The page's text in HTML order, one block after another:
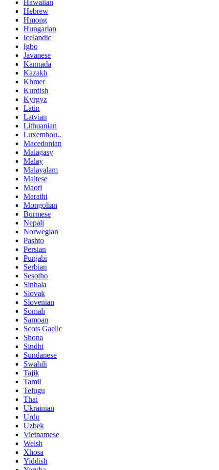
Hawaiian
Hebrew
Hmong
Hungarian
Icelandic
Igbo
Javanese
Kannada
Kazakh
Khmer
Kurdish
Kyrgyz
Latin
Latvian
Lithuanian
Luxembou..
Macedonian
Malagasy
Malay
Malayalam
Maltese
Maori
Marathi
Mongolian
Burmese
Nepali
Norwegian
Pashto
Persian
Punjabi
Serbian
Sesotho
Sinhala
Slovak
Slovenian
Somali
Samoan
Scots Gaelic
Shona
Sindhi
Sundanese
Swahili
Tajik
Tamil
Telugu
Thai
Ukrainian
Urdu
Uzbek
Vietnamese
Welsh
Xhosa
Yiddish